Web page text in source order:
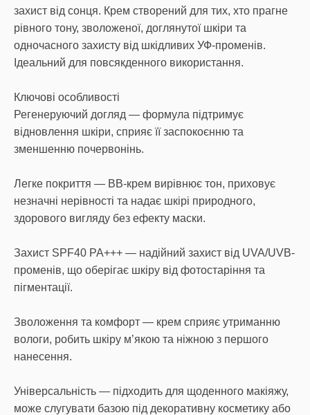
захист від сонця. Крем створений для тих, хто прагне
рівного тону, зволоженої, доглянутої шкіри та
одночасного захисту від шкідливих УФ-променів.
Ідеальний для повсякденного використання.
Ключові особливості
Регенеруючий догляд — формула підтримує
відновлення шкіри, сприяє її заспокоєнню та
зменшенню почервонінь.
Легке покриття — ВВ-крем вирівнює тон, приховує
незначні нерівності та надає шкірі природного,
здорового вигляду без ефекту маски.
Захист SPF40 PA+++ — надійний захист від UVA/UVB-
променів, що оберігає шкіру від фотостаріння та
пігментації.
Зволоження та комфорт — крем сприяє утриманню
вологи, робить шкіру м’якою та ніжною з першого
нанесення.
Універсальність — підходить для щоденного макіяжу,
може слугувати базою під декоративну косметику або